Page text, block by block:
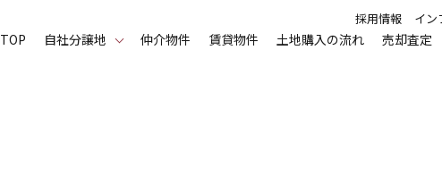
採用情報 イン
TOP ⾃社分譲地 仲介物件 賃貸物件 土地購入の流れ 売却査定